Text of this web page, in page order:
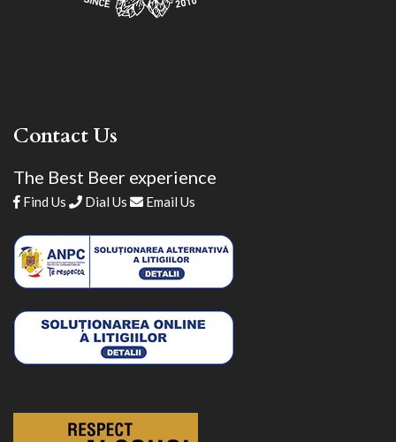
Contact Us
The Best Beer experience
Find Us Dial Us Email Us